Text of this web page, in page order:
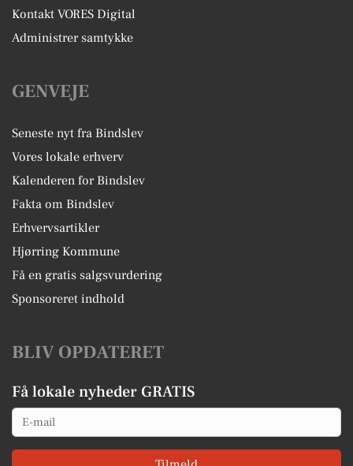
Kontakt VORES Digital
Administrer samtykke
GENVEJE
Seneste nyt fra Bindslev
Vores lokale erhverv
Kalenderen for Bindslev
Fakta om Bindslev
Erhvervsartikler
Hjørring Kommune
Få en gratis salgsvurdering
Sponsoreret indhold
BLIV OPDATERET
Få lokale nyheder GRATIS
Email